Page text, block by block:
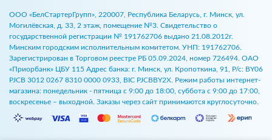
ООО «БелСтартерГрупп», 220007, Республика Беларусь, г. Минск, ул.
Могилёвская, д. 33, 2 этаж, помещение №3. Свидетельство о
государственной регистрации № 191762706 выдано 21.08.2012г.
Минским городским исполнительным комитетом. УНП: 191762706.
Зарегистрирован в Торговом реестре РБ 05.09.2024, номер 726494. ОАО
«Приорбанк» ЦБУ 115 Адрес банка: г. Минск, ул. Кропоткина, 91, Р/с: BY06
PJCB 3012 0267 8310 0000 0933, BIC PJCBBY2X. Режим работы интернет-
магазина: понедельник - пятница с 9:00 до 18:00, суббота с 9:00 до 17:00,
воскресенье – выходной. Заказы через сайт принимаются круглосуточно.